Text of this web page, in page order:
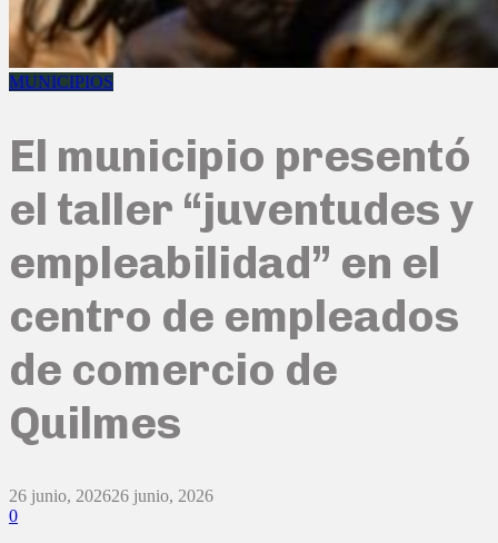
MUNICIPIOS
El municipio presentó
el taller “juventudes y
empleabilidad” en el
centro de empleados
de comercio de
Quilmes
26 junio, 202626 junio, 2026
0